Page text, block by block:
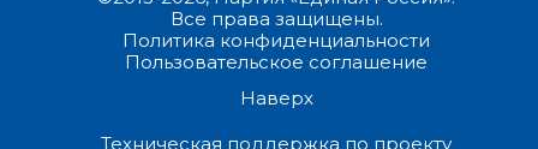
Все права защищены.
Политика конфиденциальности
Пользовательское соглашение
Наверх
Техническая поддержка по проекту